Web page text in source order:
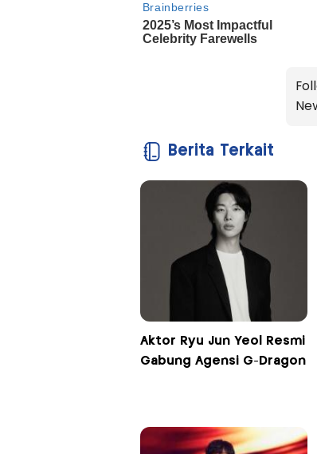
Berita Terkait
Aktor Ryu Jun Yeol Resmi
Gabung Agensi G-Dragon